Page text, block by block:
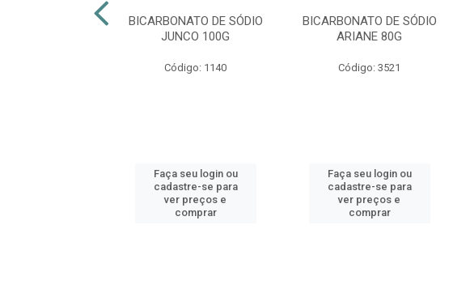
BICARBONATO DE SÓDIO
JUNCO 100G
Código: 1140
Faça seu login ou
cadastre-se para
ver preços e
comprar
BICARBONATO DE SÓDIO
ARIANE 80G
Código: 3521
Faça seu login ou
cadastre-se para
ver preços e
comprar